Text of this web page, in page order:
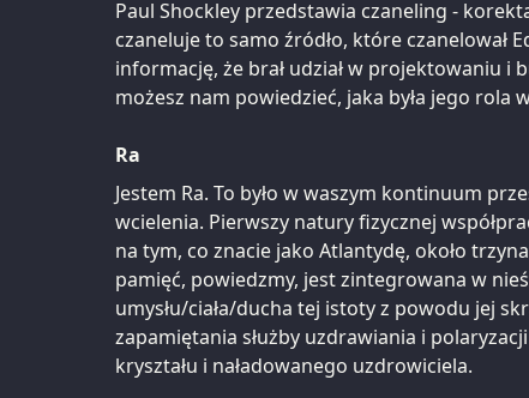
Paul Shockley przedstawia czaneling -
czaneluje to samo źródło, które czanelował
informację, że brał udział w projektowaniu i
możesz nam powiedzieć, jaka była jego rola
Ra
Jestem Ra. To było w waszym kontinuum
wcielenia. Pierwszy natury fizycznej
na tym, co znacie jako Atlantydę, około
pamięć, powiedzmy, jest zintegrowana w
umysłu/ciała/ducha tej istoty z powodu jej
zapamiętania służby uzdrawiania i
kryształu i naładowanego uzdrowiciela.